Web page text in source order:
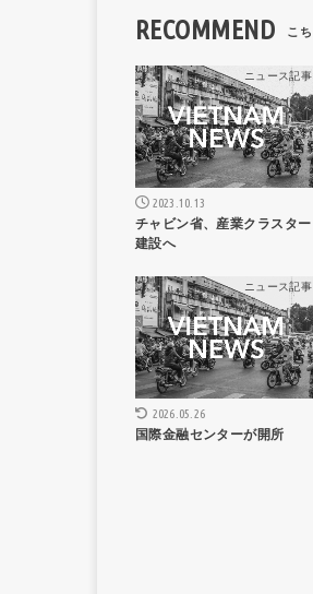
RECOMMEND
ニュース記事
2023.10.13
チャビン省、産業クラスター
建設へ
ニュース記事
2026.05.26
国際金融センターが開所